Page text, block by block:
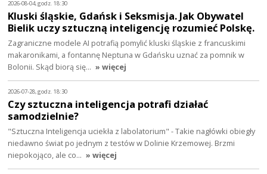
2026-08-04, godz. 18:30
Kluski śląskie, Gdańsk i Seksmisja. Jak Obywatel
Bielik uczy sztuczną inteligencję rozumieć Polskę.
Zagraniczne modele AI potrafią pomylić kluski śląskie z francuskimi
makaronikami, a fontannę Neptuna w Gdańsku uznać za pomnik w
Bolonii. Skąd biorą się… » więcej
2026-07-28, godz. 18:30
Czy sztuczna inteligencja potrafi działać
samodzielnie?
"Sztuczna Inteligencja uciekła z labolatorium" - Takie nagłówki obiegły
niedawno świat po jednym z testów w Dolinie Krzemowej. Brzmi
niepokojąco, ale co… » więcej